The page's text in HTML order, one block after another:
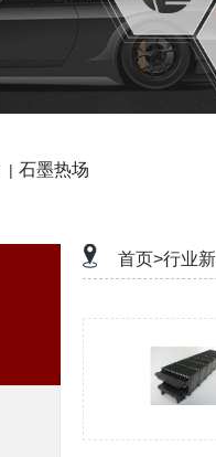
| 石墨热场
首页>行业